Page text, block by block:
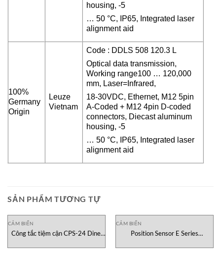
housing, -5
… 50 °C, IP65, Integrated laser
alignment aid
100%
Germany
Origin
Leuze
Vietnam
Code : DDLS 508 120.3 L
Optical data transmission,
Working range100 … 120,000
mm, Laser=Infrared,
18-30VDC, Ethernet, M12 5pin
A-Coded + M12 4pin D-coded
connectors, Diecast aluminum
housing, -5
… 50 °C, IP65, Integrated laser
alignment aid
SẢN PHẨM TƯƠNG TỰ
CẢM BIẾN
Công tắc tiệm cận CPS-24 Dinel
CẢM BIẾN
Position Sensor E Series